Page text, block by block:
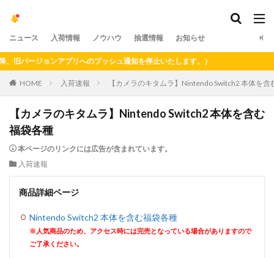
ニュース 入荷情報 ノウハウ 抽選情報 お知らせ
ジョンアプリへのプッシュ通知を停止いたします。）
HOME 入荷速報 【カメラのキタムラ】Nintendo Switch2 本体を含
【カメラのキタムラ】Nintendo Switch2 本体を含む
福袋各種
本ページのリンクには広告が含まれています。
入荷速報
商品詳細ページ
Nintendo Switch2 本体を含む福袋各種
※人気商品のため、アクセス時には完売となっている場合がありますので
ご了承ください。